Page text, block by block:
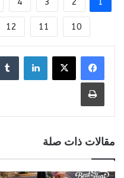
10
11
12
لينكدإن
طباعة
مقالات ذات صلة